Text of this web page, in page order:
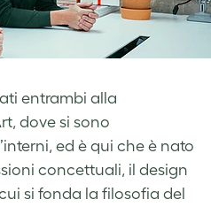
entrambi alla
dove si sono
ed è qui che è nato
concettuali, il design
si fonda la filosofia del